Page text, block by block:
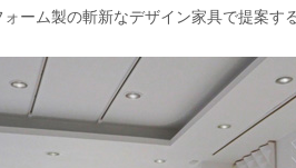
ォーム製の斬新なデザイン家具で提案